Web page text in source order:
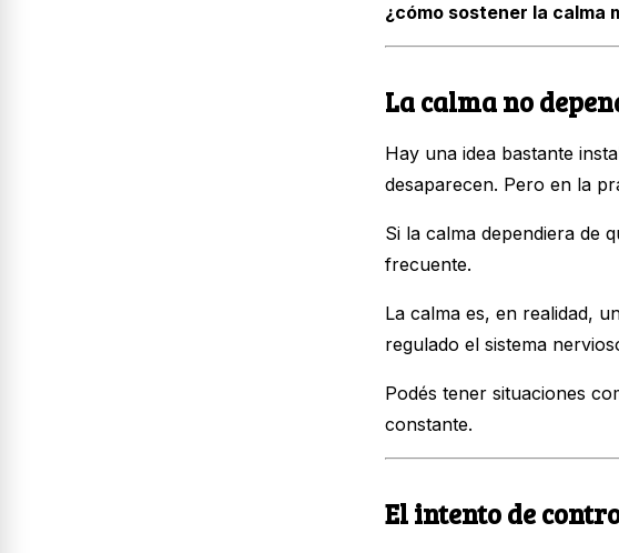
¿cómo sostener la calma
La calma no
Hay una idea bastante
desaparecen. Pero en la
Si la calma dependiera de
frecuente.
La calma es, en realidad,
regulado el sistema
Podés tener situaciones
constante.
El intento de